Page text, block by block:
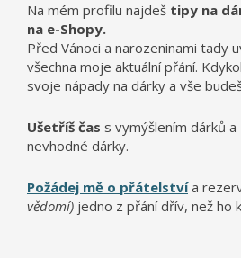
Na mém profilu najdeš tipy na
na e-Shopy.
Před Vánoci a narozeninami tady
všechna moje aktuální přání.
svoje nápady na dárky a vše
Ušetříš čas s vymýšlením dárků a
nevhodné dárky.
Požádej mě o přátelstvía
vědomí) jedno z přání dřív, než ho